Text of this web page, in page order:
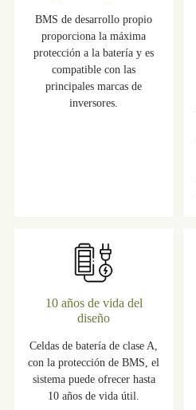
BMS de desarrollo propio
proporciona la máxima
protección a la batería y es
compatible con las
principales marcas de
inversores.
10 años de vida del
diseño
Celdas de batería de clase A,
con la protección de BMS, el
sistema puede ofrecer hasta
10 años de vida útil.